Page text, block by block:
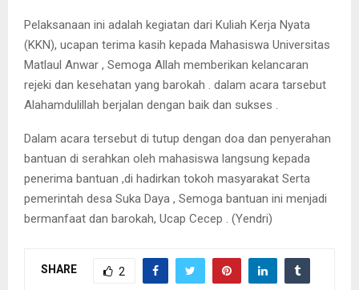
Pelaksanaan ini adalah kegiatan dari Kuliah Kerja Nyata
(KKN), ucapan terima kasih kepada Mahasiswa Universitas
Matlaul Anwar , Semoga Allah memberikan kelancaran
rejeki dan kesehatan yang barokah . dalam acara tarsebut
Alahamdulillah berjalan dengan baik dan sukses .
Dalam acara tersebut di tutup dengan doa dan penyerahan
bantuan di serahkan oleh mahasiswa langsung kepada
penerima bantuan ,di hadirkan tokoh masyarakat Serta
pemerintah desa Suka Daya , Semoga bantuan ini menjadi
bermanfaat dan barokah, Ucap Cecep . (Yendri)
SHARE 2